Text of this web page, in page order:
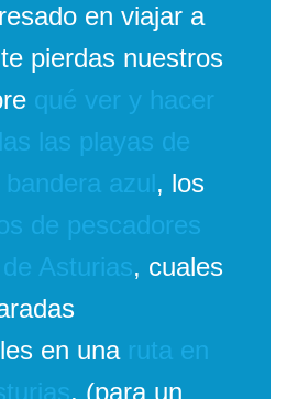
en viajar a
pierdas nuestros
qué ver y hacer
las playas de
azul, los
de pescadores
Asturias, cuales
en una ruta en
, (para un